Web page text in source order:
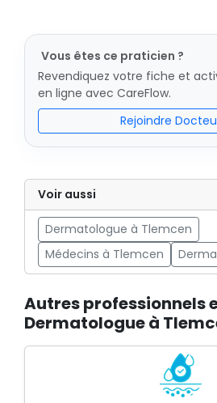
Vous êtes ce praticien ?
Revendiquez votre fiche et
en ligne avec CareFlow.
Rejoindre
Voir aussi
Dermatologue à Tlemcen
Médecins à Tlemcen
Autres professionnels
Dermatologue à